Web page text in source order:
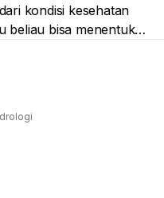
kondisi kesehatan
beliau bisa menentukan
obat, sampai
Gelar spesialis telah
anggota dari Ikatan
Dokter
sebagai